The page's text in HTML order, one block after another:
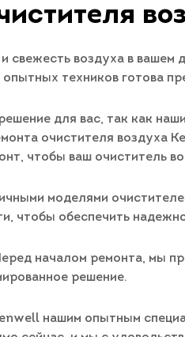
свежесть воздуха в
техников готова
для вас, так как
очистителя воздуха
чтобы ваш очиститель
моделями
чтобы обеспечить
началом ремонта, мы
решение.
нашим опытным